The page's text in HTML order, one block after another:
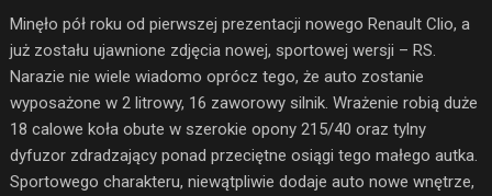
Minęło pół roku od pierwszej prezentacji nowego Renault Clio, a
już zostału ujawnione zdjęcia nowej, sportowej wersji – RS.
Narazie nie wiele wiadomo oprócz tego, że auto zostanie
wyposażone w 2 litrowy, 16 zaworowy silnik. Wrażenie robią duże
18 calowe koła obute w szerokie opony 215/40 oraz tylny
dyfuzor zdradzający ponad przeciętne osiągi tego małego autka.
Sportowego charakteru, niewątpliwie dodaje auto nowe wnętrze,